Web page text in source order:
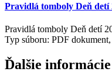
Pravidlá tomboly Deň detí
Pravidlá tomboly Deň detí
Typ súboru: PDF
Ďalšie informácie